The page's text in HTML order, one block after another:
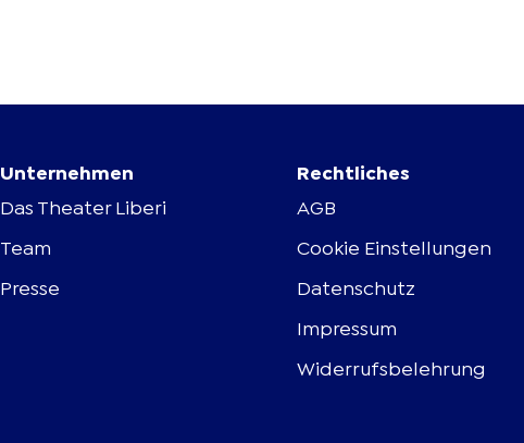
Unternehmen
Das Theater Liberi
Team
Presse
Rechtliches
AGB
Cookie Einstellungen
Datenschutz
Impressum
Widerrufsbelehrung